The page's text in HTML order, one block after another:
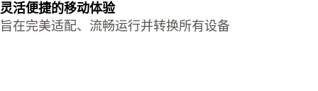
灵活便捷的移动体验
旨在完美适配、流畅运行并转换所有设备